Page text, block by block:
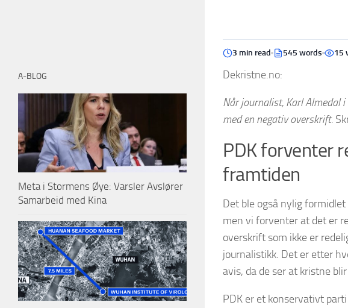
3 min read 545 words 15
Dekristne.no:
Når journalist, Karl Almedal
med en negativ overskrift.
PDK forventer
framtiden
Det ble også nylig
men vi forventer at det er
overskrift som ikke er
journalistikk. Det er etter
avis, da de ser at kristne
PDK er et konservativt
A-BLOG
Meta i Stormens Øye: Varsler Avslører
Samarbeid med Kina